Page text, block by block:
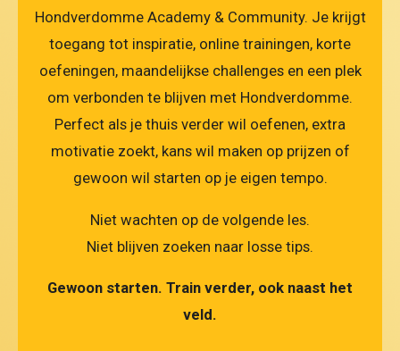
Hondverdomme Academy & Community. Je krijgt
toegang tot inspiratie, online trainingen, korte
oefeningen, maandelijkse challenges en een plek
om verbonden te blijven met Hondverdomme.
Perfect als je thuis verder wil oefenen, extra
motivatie zoekt, kans wil maken op prijzen of
gewoon wil starten op je eigen tempo.
Niet wachten op de volgende les.
Niet blijven zoeken naar losse tips.
Gewoon starten. Train verder, ook naast het
veld.